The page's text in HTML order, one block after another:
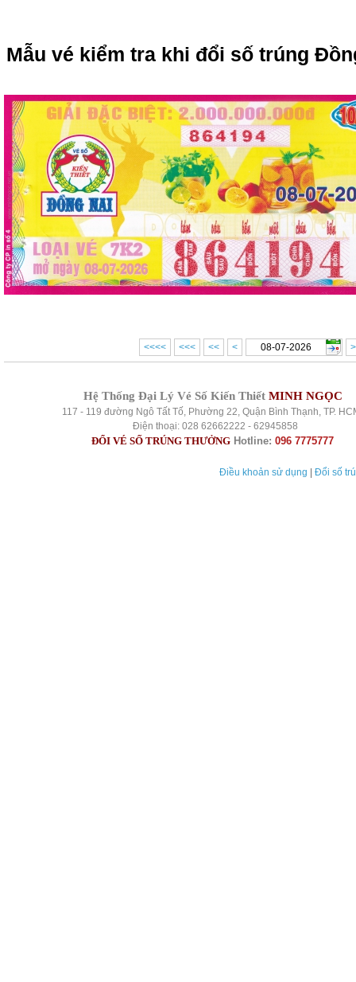
Mẫu vé kiểm tra khi đổi số trúng
<<<< <<< << < >
Hệ Thống Đại Lý Vé Số Kiến Thiết MINH NGỌC
117 - 119 đường Ngô Tất Tố, Phường 22, Quận Bình Thạnh, TP.
Điện thoại: 028 62662222 - 62945858
ĐỔI VÉ SỐ TRÚNG THƯỞNG Hotline: 096 7775777
Điều khoản sử dụng Đổi số